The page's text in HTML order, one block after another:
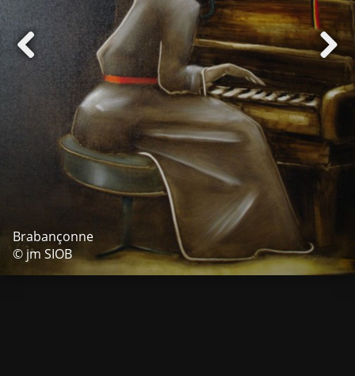
Brabançonne
© jm SIOB